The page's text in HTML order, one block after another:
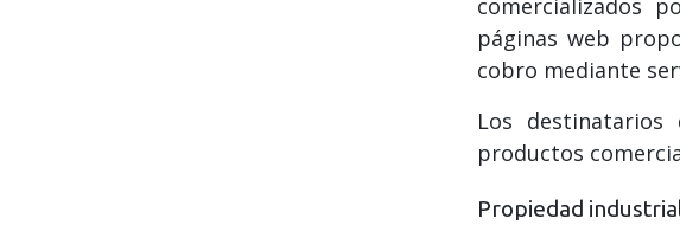
comercializados
páginas web
cobro mediante
Los
productos
Propiedad